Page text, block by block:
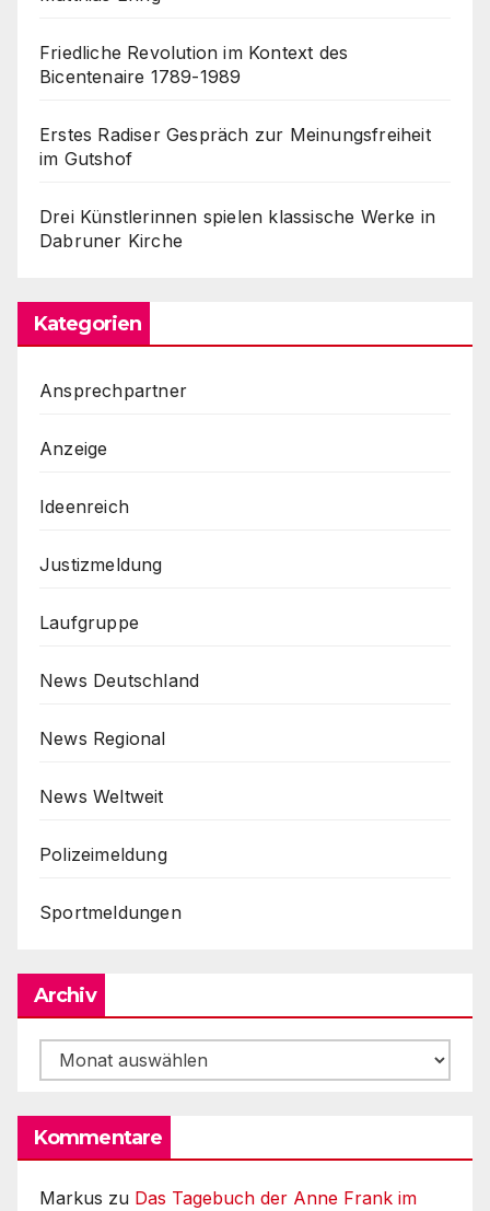
Friedliche Revolution im Kontext des
Bicentenaire 1789-1989
Erstes Radiser Gespräch zur Meinungsfreiheit
im Gutshof
Drei Künstlerinnen spielen klassische Werke in
Dabruner Kirche
Kategorien
Ansprechpartner
Anzeige
Ideenreich
Justizmeldung
Laufgruppe
News Deutschland
News Regional
News Weltweit
Polizeimeldung
Sportmeldungen
Archiv
Archiv
Kommentare
Markus zu Das Tagebuch der Anne Frank im